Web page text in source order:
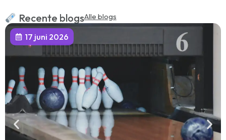
Recente blogsAlle blogs
17 juni 2026